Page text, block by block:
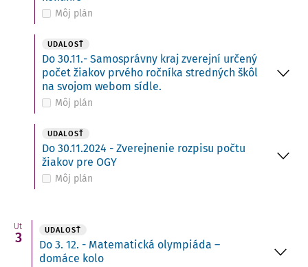
Môj plán
UDALOSŤ
Do 30.11.- Samosprávny kraj zverejní určený
počet žiakov prvého ročníka stredných škôl
na svojom webom sídle.
Môj plán
UDALOSŤ
Do 30.11.2024 - Zverejnenie rozpisu počtu
žiakov pre OGY
Môj plán
Ut
3 UDALOSŤ
Do 3. 12. - Matematická olympiáda –
domáce kolo